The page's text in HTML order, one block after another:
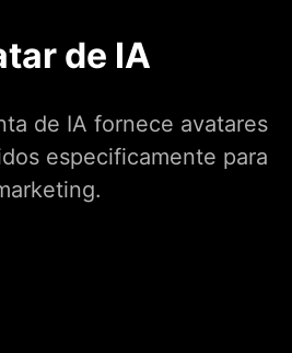
de IA
de IA fornece avatares
especificamente para